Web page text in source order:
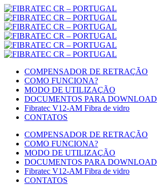
COMPENSADOR DE RETRAÇÃO
COMO FUNCIONA?
MODO DE UTILIZAÇÃO
DOCUMENTOS PARA DOWNLOAD
Fibratec V12-AM Fibra de vidro
CONTATOS
COMPENSADOR DE RETRAÇÃO
COMO FUNCIONA?
MODO DE UTILIZAÇÃO
DOCUMENTOS PARA DOWNLOAD
Fibratec V12-AM Fibra de vidro
CONTATOS